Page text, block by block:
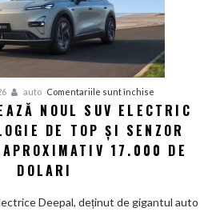
auto Comentariile sunt închise
Deepal
lansează
noul
NOUL SUV ELECTRIC
DE TOP ȘI SENZOR
17.000 DE
DOLARI
Deepal, deținut de gigantul auto